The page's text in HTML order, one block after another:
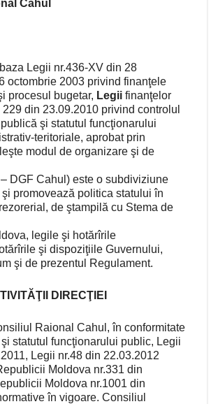
Cahul
Legii nr.436-XV din 28
octombrie 2003 privind finanţele
procesul bugetar, Legii finanţelor
din 23.09.2010 privind controlul
şi statutul funcţionarului
teritoriale, aprobat prin
modul de organizare şi de
DGF Cahul) este o subdiviziune
promovează politica statului în
de ştampilă cu Stema de
legile şi hotărîrile
şi dispoziţiile Guvernului,
şi de prezentul Regulament.
DIRECŢIEI
Raional Cahul, în conformitate
statutul funcţionarului public, Legii
Legii nr.48 din 22.03.2012
Moldova nr.331 din
Moldova nr.1001 din
în vigoare. Consiliul